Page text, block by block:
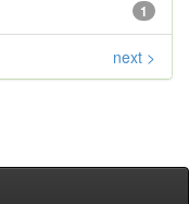
1
next >